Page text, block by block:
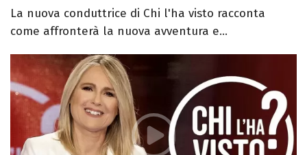
La nuova conduttrice di Chi l'ha visto racconta
come affronterà la nuova avventura e...